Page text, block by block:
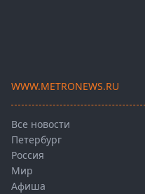
WWW.METRONEWS.RU
Все новости
Петербург
Россия
Мир
Афиша